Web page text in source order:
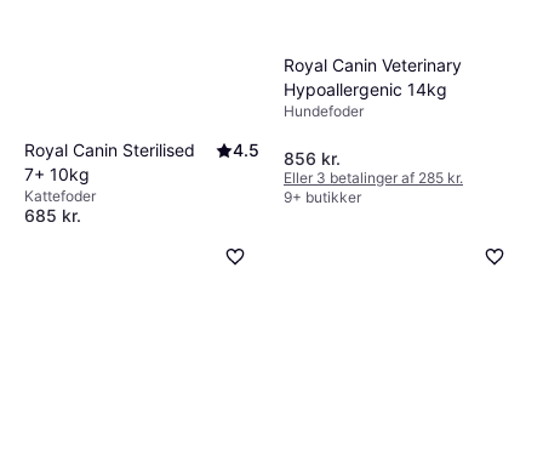
Royal Canin Sterilised
7+ 10kg
4.5
Kattefoder
685 kr.
Royal Canin Veterinary
Hypoallergenic 14kg
Hundefoder
856 kr.
Eller 3 betalinger af 285 kr.
9+ butikker